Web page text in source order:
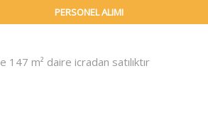
PERSONEL ALIMI
147 m² daire icradan satılıktır